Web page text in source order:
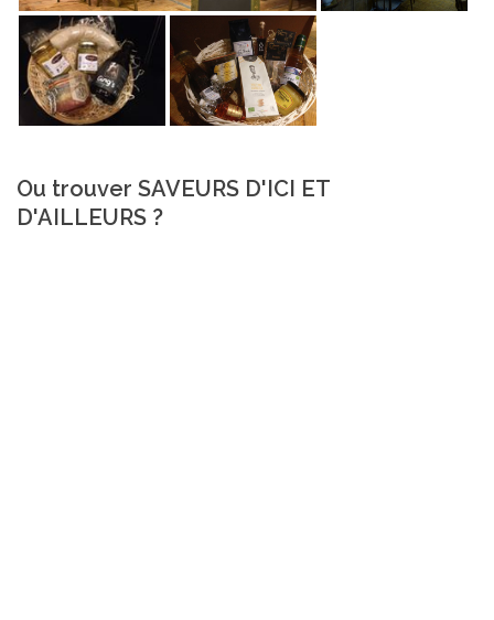
Ou trouver SAVEURS D'ICI ET
D'AILLEURS ?